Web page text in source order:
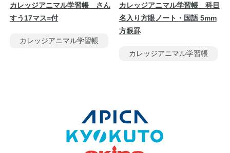
カレッジアニマル学習帳 さん
すう17マス=付
カレッジアニマル学習帳
カレッジアニマル学習帳 科目
名入り方眼ノート・国語 5mm
方眼罫
カレッジアニマル学習帳